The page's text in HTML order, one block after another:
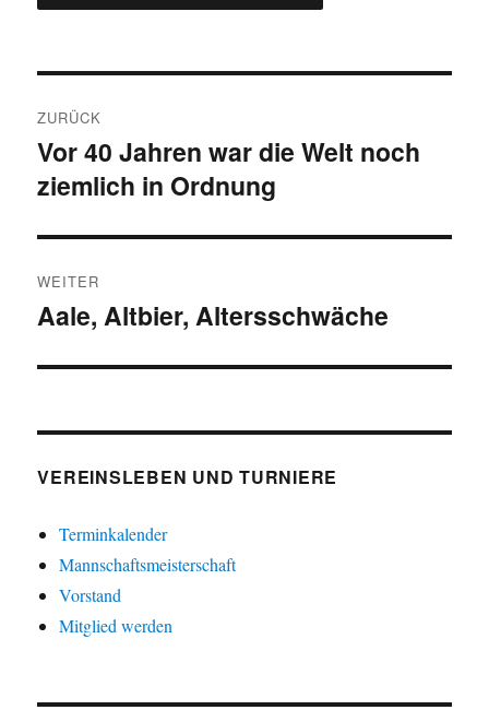
ZURÜCK
Vorheriger
Beitrag:
Vor 40 Jahren war die Welt noch
ziemlich in Ordnung
WEITER
Nächster
Aale, Altbier, Altersschwäche
VEREINSLEBEN UND TURNIERE
Terminkalender
Mannschaftsmeisterschaft
Vorstand
Mitglied werden